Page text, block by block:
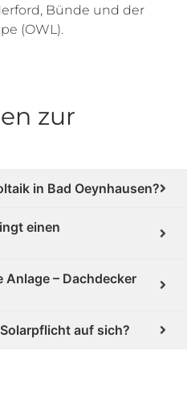
Bünde und der
(OWL).
zur
in Bad Oeynhausen?
einen
Anlage – Dachdecker
auf sich?